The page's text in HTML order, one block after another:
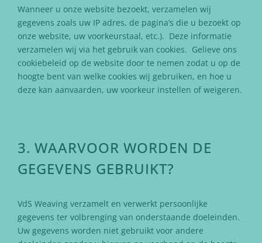
Wanneer u onze website bezoekt, verzamelen wij
gegevens zoals uw IP adres, de pagina’s die u bezoekt op
onze website, uw voorkeurstaal, etc.). Deze informatie
verzamelen wij via het gebruik van cookies. Gelieve ons
cookiebeleid op de website door te nemen zodat u op de
hoogte bent van welke cookies wij gebruiken, en hoe u
deze kan aanvaarden, uw voorkeur instellen of weigeren.
3. WAARVOOR WORDEN DE
GEGEVENS GEBRUIKT?
VdS Weaving verzamelt en verwerkt persoonlijke
gegevens ter volbrenging van onderstaande doeleinden.
Uw gegevens worden niet gebruikt voor andere